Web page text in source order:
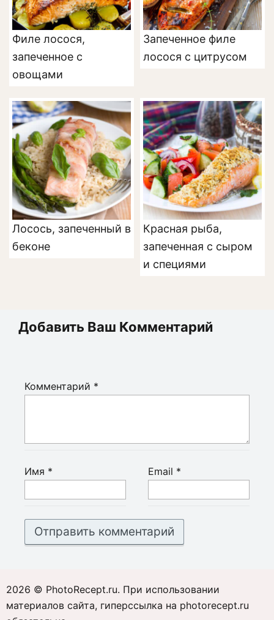
Филе лосося,
запеченное с
овощами
Запеченное филе
лосося с цитрусом
Лосось, запеченный в
беконе
Красная рыба,
запеченная с сыром
и специями
Добавить Ваш Комментарий
Комментарий *
Имя * Email *
2026 © PhotoRecept.ru. При использовании
материалов сайта, гиперссылка на photorecept.ru